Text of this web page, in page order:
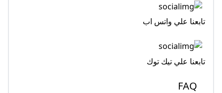
تابعنا علي واتس اب
تابعنا علي تيك توك
FAQ